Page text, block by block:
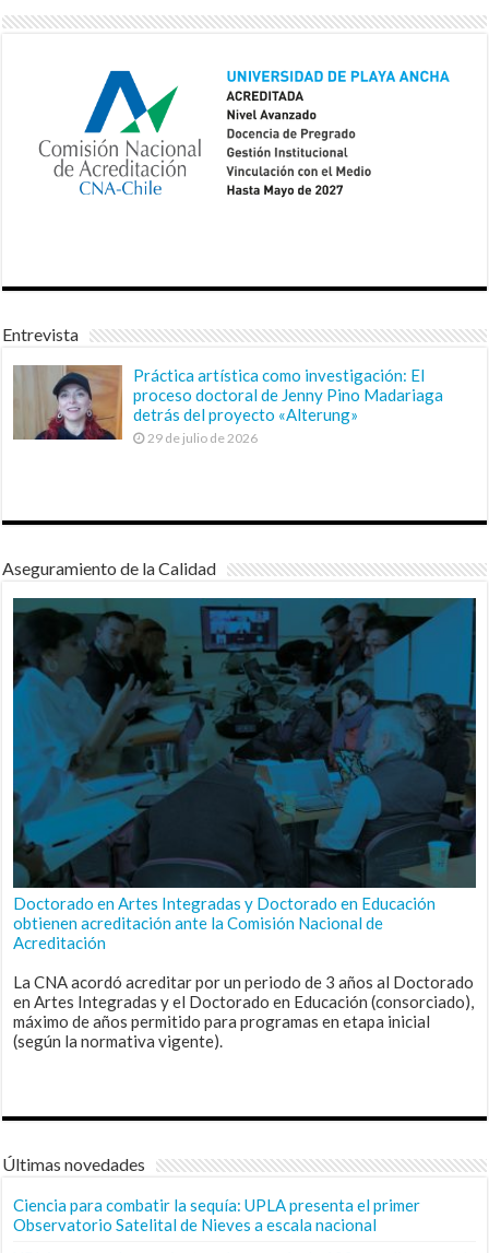
Entrevista
Práctica artística como investigación: El
proceso doctoral de Jenny Pino Madariaga
detrás del proyecto «Alterung»
29 de julio de 2026
Aseguramiento de la Calidad
Doctorado en Artes Integradas y Doctorado en Educación
obtienen acreditación ante la Comisión Nacional de
Acreditación
La CNA acordó acreditar por un periodo de 3 años al Doctorado
en Artes Integradas y el Doctorado en Educación (consorciado),
máximo de años permitido para programas en etapa inicial
(según la normativa vigente).
Últimas novedades
Ciencia para combatir la sequía: UPLA presenta el primer
Observatorio Satelital de Nieves a escala nacional